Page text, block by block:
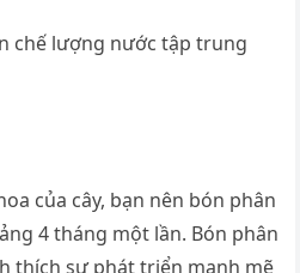
chế lượng nước tập trung
của cây, bạn nên bón phân
4 tháng một lần. Bón phân
thích sự phát triển mạnh mẽ